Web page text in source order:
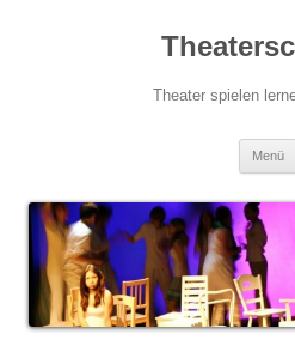
Theater spielen
Menü